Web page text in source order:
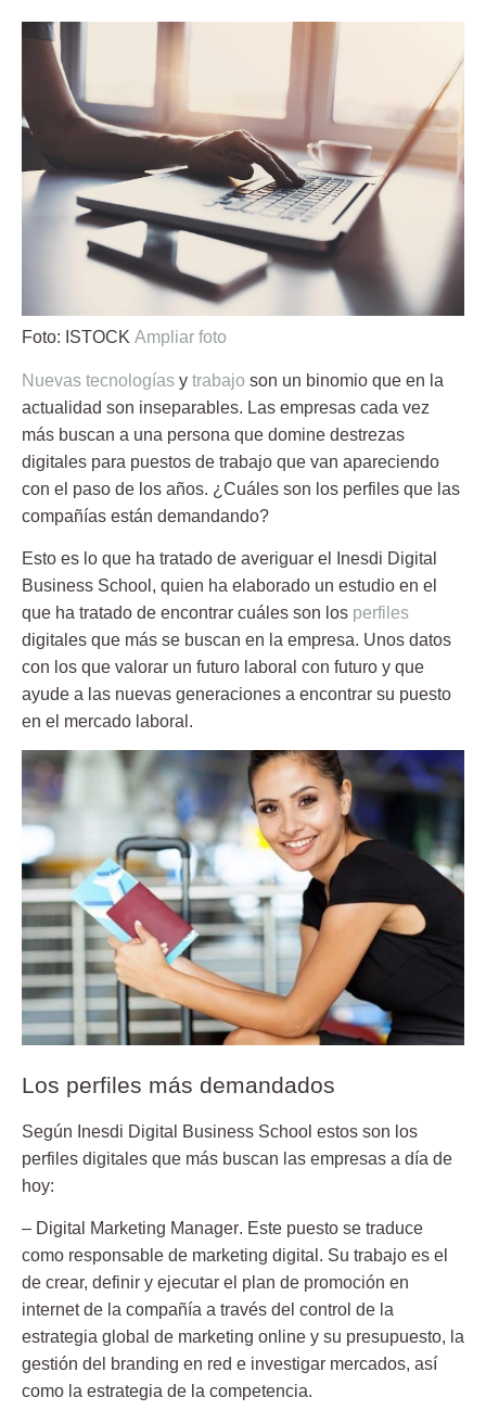
Foto: ISTOCK Ampliar foto
Nuevas tecnologías y trabajo son un binomio que en la
actualidad son inseparables. Las empresas cada vez
más buscan a una persona que domine destrezas
digitales para puestos de trabajo que van apareciendo
con el paso de los años. ¿Cuáles son los perfiles que las
compañías están demandando?
Esto es lo que ha tratado de averiguar el
Inesdi Digital
Business School , quien ha elaborado un estudio en el
que ha tratado de encontrar cuáles son los perfiles
digitales que más se buscan en la empresa. Unos datos
con los que valorar un futuro laboral con futuro y que
ayude a las nuevas generaciones a encontrar su puesto
en el mercado laboral.
Los perfiles más demandados
Según Inesdi Digital Business School estos son los
perfiles digitales que más buscan las empresas a día de
hoy:
– Digital Marketing Manager. Este puesto se traduce
como responsable de marketing digital. Su trabajo es el
de crear, definir y ejecutar el plan de promoción en
internet de la compañía a través del control de la
estrategia global de marketing online y su presupuesto, la
gestión del branding en red e investigar mercados, así
como la estrategia de la competencia.